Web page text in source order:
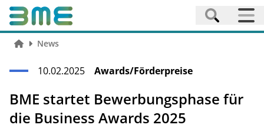
News
10.02.2025 Awards/Förderpreise
BME startet Bewerbungsphase für
die Business Awards 2025